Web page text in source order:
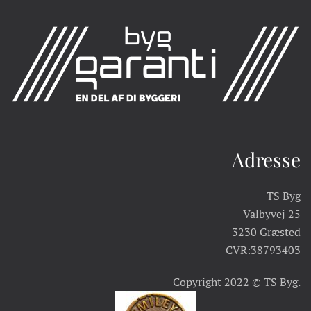
Adresse
TS Byg
Valbyvej 25
3230 Græsted
CVR:38793403
Copyright 2022 © TS Byg.